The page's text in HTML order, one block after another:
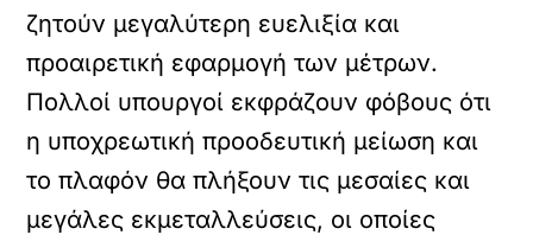
ζητούν μεγαλύτερη ευελιξία και
προαιρετική εφαρμογή των μέτρων.
Πολλοί υπουργοί εκφράζουν φόβους ότι
η υποχρεωτική προοδευτική μείωση και
το πλαφόν θα πλήξουν τις μεσαίες και
μεγάλες εκμεταλλεύσεις, οι οποίες